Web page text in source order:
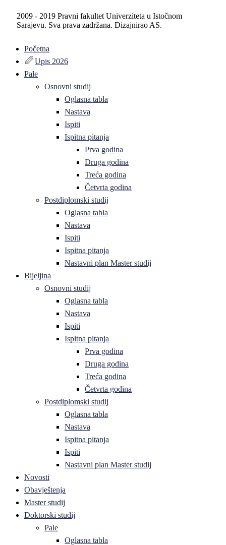
2009 - 2019 Pravni fakultet Univerziteta u Istočnom
Sarajevu. Sva prava zadržana. Dizajnirao AS.
Početna
Upis 2026
Pale
Osnovni studij
Oglasna tabla
Nastava
Ispiti
Ispitna pitanja
Prva godina
Druga godina
Treća godina
Četvrta godina
Postdiplomski studij
Oglasna tabla
Nastava
Ispiti
Ispitna pitanja
Nastavni plan Master studij
Bijeljina
Osnovni studij
Oglasna tabla
Nastava
Ispiti
Ispitna pitanja
Prva godina
Druga godina
Treća godina
Četvrta godina
Postdiplomski studij
Oglasna tabla
Nastava
Ispitna pitanja
Ispiti
Nastavni plan Master studij
Novosti
Obavještenja
Master studij
Doktorski studij
Pale
Oglasna tabla